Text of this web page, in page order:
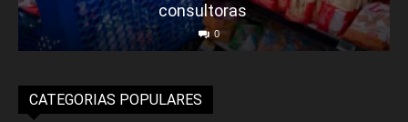
consultoras
0
CATEGORIAS POPULARES